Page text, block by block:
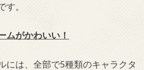
す。
がかわいい！
には、全部で5種類のキャラクタ